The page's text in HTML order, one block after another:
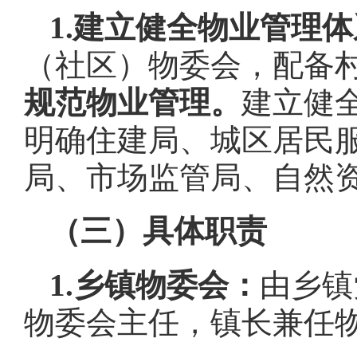
1.建立健全物业管理
（社区）物委会，配
规范物业管理。 建立健
明确住建局、城区居民
局、市场监管局、自然
（三）具体职责
1.乡镇物委会： 由乡
物委会主任，镇长兼任